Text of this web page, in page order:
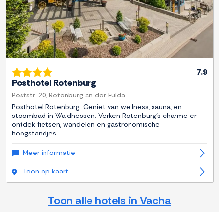
7.9
Posthotel Rotenburg
Poststr. 20, Rotenburg an der Fulda
Posthotel Rotenburg: Geniet van wellness, sauna, en
stoombad in Waldhessen. Verken Rotenburg's charme en
ontdek fietsen, wandelen en gastronomische
hoogstandjes.
Meer informatie
Toon op kaart
Toon alle hotels in Vacha